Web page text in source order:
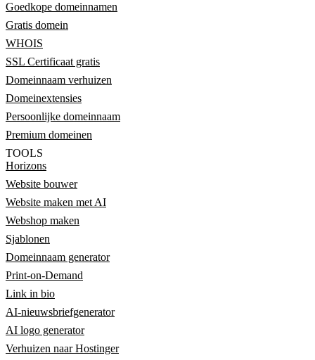
Goedkope domeinnamen
Gratis domein
WHOIS
SSL Certificaat gratis
Domeinnaam verhuizen
Domeinextensies
Persoonlijke domeinnaam
Premium domeinen
TOOLS
Horizons
Website bouwer
Website maken met AI
Webshop maken
Sjablonen
Domeinnaam generator
Print-on-Demand
Link in bio
AI-nieuwsbriefgenerator
AI logo generator
Verhuizen naar Hostinger